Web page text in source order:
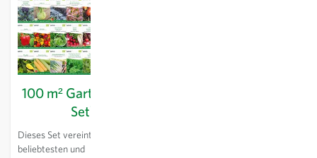
100 m² Garten (40er
Set)
Dieses Set vereint die
beliebtesten und